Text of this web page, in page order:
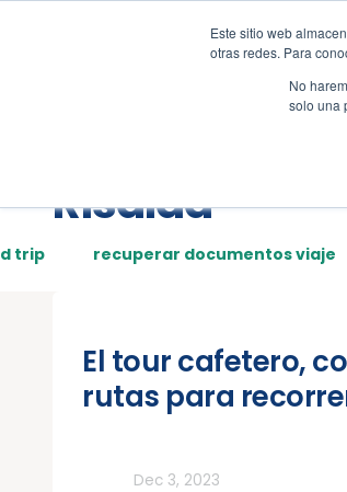
Este sitio web
otras redes. Para
No
solo una
Tour
Risalda
trip recuperar documentos viaje
El tour cafetero,
rutas para
Dec 3, 2023